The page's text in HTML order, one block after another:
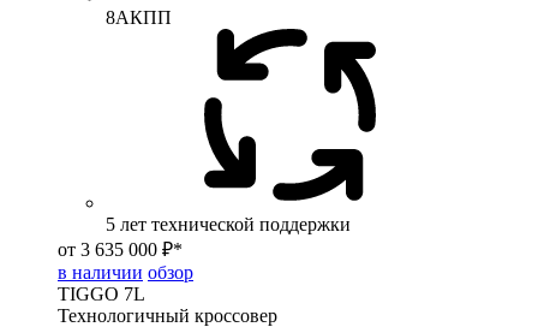
8АКПП
5 лет технической поддержки
от 3 635 000 ₽*
в наличии обзор
TIGGO 7L
Технологичный кроссовер